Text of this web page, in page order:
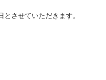
させていただきます。